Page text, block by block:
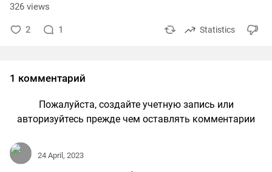
326 views
2 1 Statistics
1 комментарий
Пожалуйста, создайте учетную запись или
авторизуйтесь прежде чем оставлять комментарии
24 April, 2023